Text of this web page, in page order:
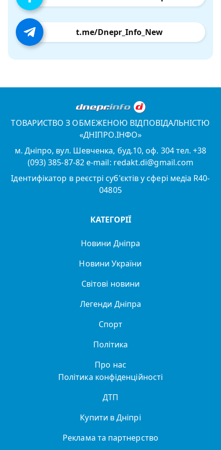
t.me/Dnepr_Info_New
ТОВАРИСТВО З ОБМЕЖЕНОЮ ВІДПОВІДАЛЬНІСТЮ
«ДНІПРО.ІНФО»
м. Дніпро, вул. Шевченка, буд.10, оф. 304 тел. +38
(093) 385-87-82 e-mail: redakt.di@gmail.com
Ідентифікатор в реєстрі суб'єктів у сфері медіа R40-
04805
КАТЕГОРІЇ
Новини Дніпра
Новини України
Світові новини
Легенди Дніпра
Спорт
Політика
Про нас
Політика конфіденційності
ДТП
Купити в Дніпрі
Реклама та партнерство